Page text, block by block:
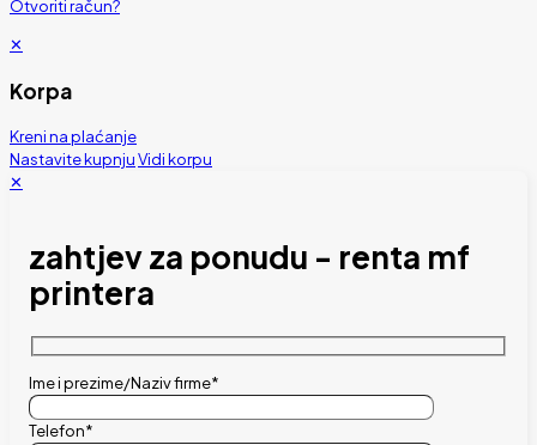
Otvoriti račun?
✕
Korpa
Kreni na plaćanje
Nastavite kupnjuVidi korpu
✕
zahtjev za ponudu - renta mf
printera
Ime i prezime/Naziv firme*
Telefon*